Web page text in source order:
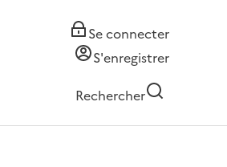
Se connecter
S'enregistrer
Rechercher